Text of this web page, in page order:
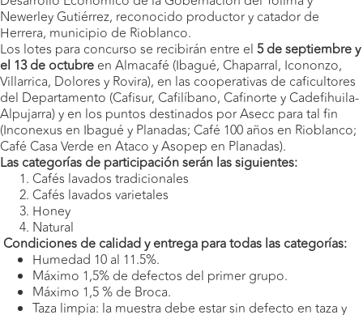
Newerley Gutiérrez, reconocido productor y catador de
Herrera, municipio de Rioblanco.
Los lotes para concurso se recibirán entre el 5de septiembre y
el 13 de octubre en Almacafé (Ibagué, Chaparral, Icononzo,
Villarrica, Dolores y Rovira), en las cooperativas de caficultores
del Departamento (Cafisur, Cafilíbano, Cafinorte y Cadefihuila-
Alpujarra) y en los puntos destinados por Asecc para tal fin
(Inconexus en Ibagué y Planadas; Café 100 años en Rioblanco;
Café Casa Verde en Ataco y Asopep en Planadas).
Las categorías de participación serán las siguientes:
Cafés lavados tradicionales
Cafés lavados varietales
Honey
Natural
Condiciones de calidad y entrega para todas las categorías:
Humedad 10 al 11.5%.
Máximo 1,5% de defectos del primer grupo.
Máximo 1,5 % de Broca.
Taza limpia: la muestra debe estar sin defecto en taza y